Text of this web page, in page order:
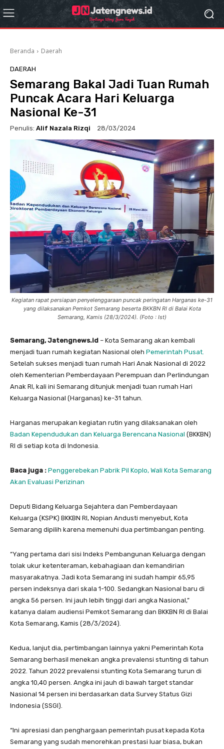
Beranda Daerah
DAERAH
Semarang Bakal Jadi Tuan Rumah
Puncak Acara Hari Keluarga
Nasional Ke-31
Penulis: Alif Nazala Rizqi 28/03/2024
Kegiatan rapat persiapan penyelenggaraan puncak peringatan Harganas ke-31
yang dilaksanakan Pemkot Semarang beserta BKKBN RI di Balai Kota
Semarang, Kamis (28/3/2024). (Foto : Ist)
Semarang, Jatengnews.id – Kota Semarang akan kembali
menjadi tuan rumah kegiatan Nasional oleh Pemerintah Pusat.
Setelah sukses menjadi tuan rumah Hari Anak Nasional di 2022
oleh Kementerian Pemberdayaan Perempuan dan Perlindungan
Anak RI, kali ini Semarang ditunjuk menjadi tuan rumah Hari
Keluarga Nasional (Harganas) ke-31 tahun.
Harganas merupakan kegiatan rutin yang dilaksanakan oleh
Badan Kependudukan dan Keluarga Berencana Nasional (BKKBN)
RI di setiap kota di Indonesia.
Baca juga : Penggerebekan Pabrik Pil Koplo, Wali Kota Semarang
Akan Evaluasi Perizinan
Deputi Bidang Keluarga Sejahtera dan Pemberdayaan
Keluarga (KSPK) BKKBN RI, Nopian Andusti menyebut, Kota
Semarang dipilih karena memenuhi dua pertimbangan penting.
“Yang pertama dari sisi Indeks Pembangunan Keluarga dengan
tolak ukur ketenteraman, kebahagiaan dan kemandirian
masyarakatnya. Jadi kota Semarang ini sudah hampir 65,95
persen indeksnya dari skala 1-100. Sedangkan Nasional baru di
angka 56 persen. Ini jauh lebih tinggi dari angka Nasional,”
katanya dalam audiensi Pemkot Semarang dan BKKBN RI di Balai
Kota Semarang, Kamis (28/3/2024).
Kedua, lanjut dia, pertimbangan lainnya yakni Pemerintah Kota
Semarang berhasil menekan angka prevalensi stunting di tahun
2022. Tahun 2022 prevalensi stunting Kota Semarang turun di
angka 10,40 persen. Angka ini jauh di bawah target standar
Nasional 14 persen ini berdasarkan data Survey Status Gizi
Indonesia (SSGI).
“Ini apresiasi dan penghargaan pemerintah pusat kepada Kota
Semarang yang sudah menorehkan prestasi luar biasa, bukan